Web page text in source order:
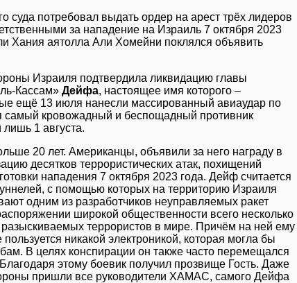
суда потребовал выдать ордер на арест трёх лидеров
за нападение на Израиль 7 октября 2023
Хания аятолла Али Хомейни поклялся объявить
Израиля подтвердила ликвидацию главы
Кассам» Дейфа, настоящее имя которого –
ещё 13 июля нанесли массированный авиаудар по
самый кровожадный и беспощадный противник
1 августа.
20 лет. Американцы, объявили за него награду в
десятков террористических атак, похищений
нападения 7 октября 2023 года. Дейф считается
с помощью которых на территорию Израиля
одним из разработчиков неуправляемых ракет
широкой общественности всего несколько
террористов в мире. Причём на ней ему
никакой электроникой, которая могла бы
В целях конспирации он также часто перемещался
этому боевик получил прозвище Гость. Даже
пришли все руководители ХАМАС, самого Дейфа